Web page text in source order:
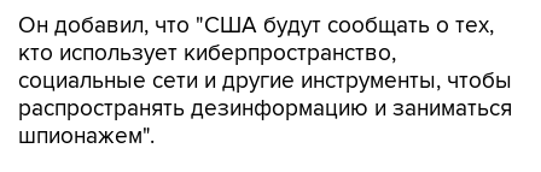
Он добавил, что "США будут сообщать о тех,
кто использует киберпространство,
социальные сети и другие инструменты, чтобы
распространять дезинформацию и заниматься
шпионажем".